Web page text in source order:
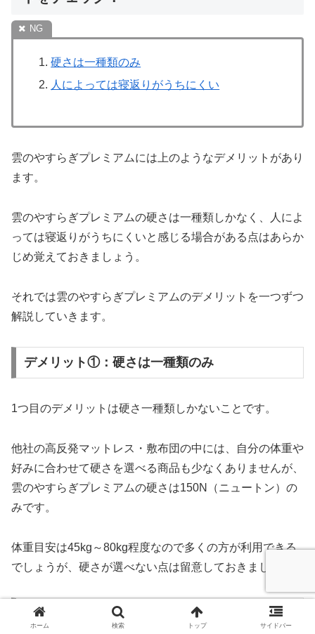
硬さは一種類のみ
人によっては寝返りがうちにくい
雲のやすらぎプレミアムには上のようなデメリットがあり
ます。
雲のやすらぎプレミアムの硬さは一種類しかなく、人によ
っては寝返りがうちにくいと感じる場合がある点はあらか
じめ覚えておきましょう。
それでは雲のやすらぎプレミアムのデメリットを一つずつ
解説していきます。
デメリット①：硬さは一種類のみ
1つ目のデメリットは硬さ一種類しかないことです。
他社の高反発マットレス・敷布団の中には、自分の体重や
好みに合わせて硬さを選べる商品も少なくありませんが、
雲のやすらぎプレミアムの硬さは150N（ニュートン）の
みです。
体重目安は45kg～80kg程度なので多くの方が利用できる
でしょうが、硬さが選べない点は留意しておきましょう。
デメリット②：人によっては寝返りがうちにく
い
ホーム 検索 トップ サイドバー